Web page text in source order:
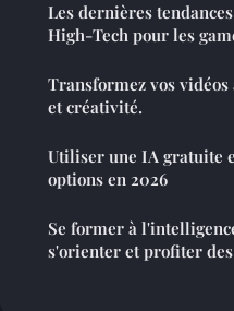
Les dernières
High-Tech pour les
Transformez vos
et créativité.
Utiliser une IA gratuite
options en 2026
Se former à
s'orienter et profiter